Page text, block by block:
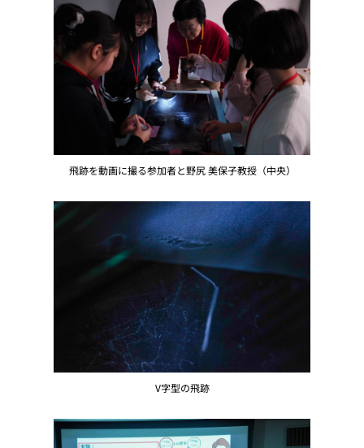
飛跡を動画に撮る参加者と野尻 美保子教授（中央）
V字型の飛跡